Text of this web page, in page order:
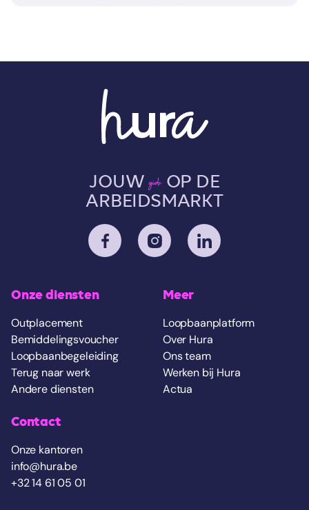
JOUWgidsOP DE
ARBEIDSMARKT
Onze diensten
Outplacement
Bemiddelingsvoucher
Loopbaanbegeleiding
Terug naar werk
Andere diensten
Meer
Loopbaanplatform
Over Hura
Ons team
Werken bij Hura
Actua
Contact
Onze kantoren
info@hura.be
+32 14 61 05 01